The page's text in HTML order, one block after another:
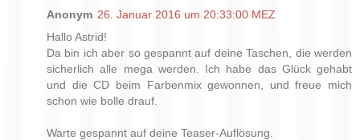
Anonym 26. Januar 2016 um 20:33:00 MEZ
Hallo Astrid!
Da bin ich aber so gespannt auf deine Taschen, die werden
sicherlich alle mega werden. Ich habe das Glück gehabt
und die CD beim Farbenmix gewonnen, und freue mich
schon wie bolle drauf.
Warte gespannt auf deine Teaser-Auflösung.